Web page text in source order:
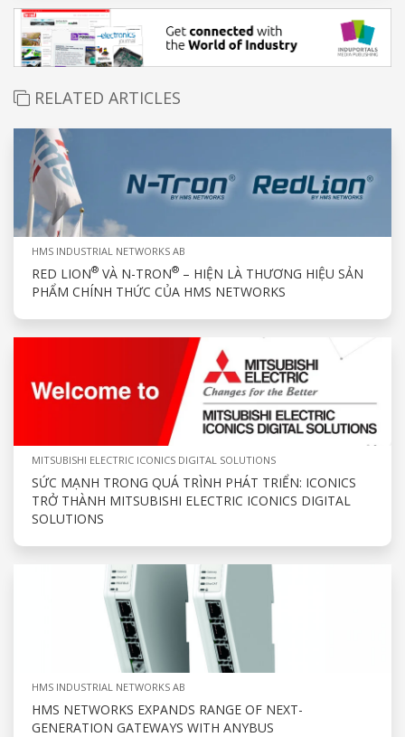
RELATED ARTICLES
HMS INDUSTRIAL NETWORKS AB
RED LION® VÀ N-TRON® – HIỆN LÀ THƯƠNG HIỆU SẢN
PHẨM CHÍNH THỨC CỦA HMS NETWORKS
MITSUBISHI ELECTRIC ICONICS DIGITAL SOLUTIONS
SỨC MẠNH TRONG QUÁ TRÌNH PHÁT TRIỂN: ICONICS
TRỞ THÀNH MITSUBISHI ELECTRIC ICONICS DIGITAL
SOLUTIONS
HMS INDUSTRIAL NETWORKS AB
HMS NETWORKS EXPANDS RANGE OF NEXT-
GENERATION GATEWAYS WITH ANYBUS